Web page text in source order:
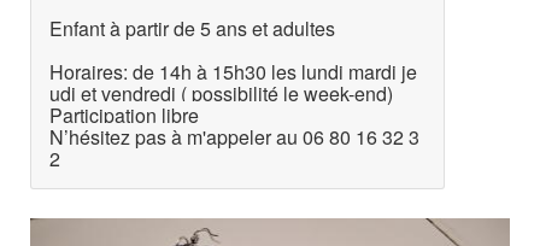
Enfant à partir de 5 ans et adultes
Horaires: de 14h à 15h30 les lundi mardi je
udi et vendredi ( possibilité le week-end)
Participation libre
N’hésitez pas à m'appeler au 06 80 16 32 3
2